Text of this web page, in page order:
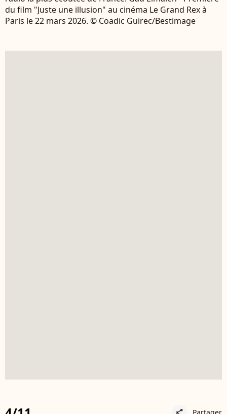
du film "Juste une illusion" au cinéma Le Grand Rex à
Paris le 22 mars 2026. © Coadic Guirec/Bestimage